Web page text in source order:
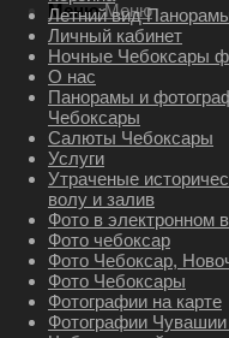
Меню Меню
Летний вид
Личный кабинет
Ночные Чебоксары
О нас
Панорамы и
Чебоксары
Салюты Чебоксары
Услуги
Утраченые
волу и залив
Фото в электронном
Фото чебоксар
Фото Чебоксар,
Фото Чебоксары
Фотографии на карте
Фотографии Чувашии